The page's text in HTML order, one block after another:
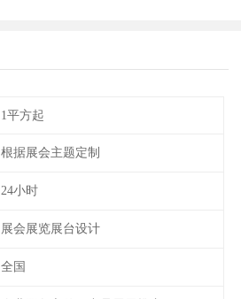
1平方起
根据展会主题定制
24小时
展会展览展台设计
全国